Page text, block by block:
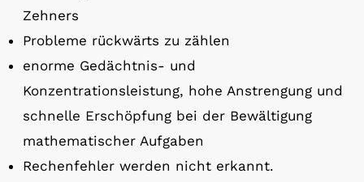
Zehners
Probleme rückwärts zu zählen
enorme Gedächtnis- und
Konzentrationsleistung, hohe Anstrengung und
schnelle Erschöpfung bei der Bewältigung
mathematischer Aufgaben
Rechenfehler werden nicht erkannt.